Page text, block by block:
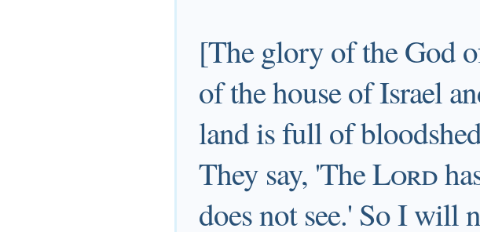
[The glory of the God
of the house of Israel
land is full of
They say, 'TheLord
does not see.' So I